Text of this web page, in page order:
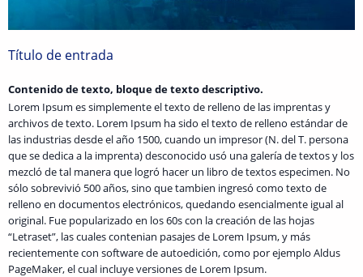
Título de entrada
Contenido de texto, bloque de texto descriptivo.
Lorem Ipsum es simplemente el texto de relleno de las imprentas y
archivos de texto. Lorem Ipsum ha sido el texto de relleno estándar de
las industrias desde el año 1500, cuando un impresor (N. del T. persona
que se dedica a la imprenta) desconocido usó una galería de textos y los
mezcló de tal manera que logró hacer un libro de textos especimen. No
sólo sobrevivió 500 años, sino que tambien ingresó como texto de
relleno en documentos electrónicos, quedando esencialmente igual al
original. Fue popularizado en los 60s con la creación de las hojas
“Letraset”, las cuales contenian pasajes de Lorem Ipsum, y más
recientemente con software de autoedición, como por ejemplo Aldus
PageMaker, el cual incluye versiones de Lorem Ipsum.